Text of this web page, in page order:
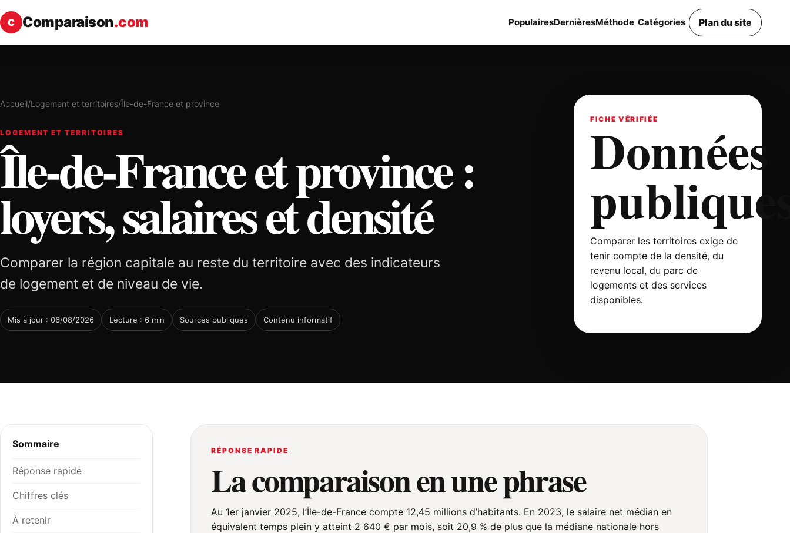
C Comparaison.com PopulairesDernièresMéthode Catégories Plan du site
Accueil/Logement et territoires/Île-de-France et province
LOGEMENT ET TERRITOIRES
Île-de-France et province :
loyers, salaires et densité
Comparer la région capitale au reste du territoire avec des indicateurs
de logement et de niveau de vie.
Mis à jour : 06/08/2026 Lecture : 6 min Sources publiques Contenu informatif
FICHE VÉRIFIÉE
Données
Comparer les territoires exige de
tenir compte de la densité, du
revenu local, du parc de
logements et des services
disponibles.
Sommaire
Réponse rapide
Chiffres clés
À retenir
RÉPONSE RAPIDE
La comparaison en une phrase
Au 1er janvier 2025, l’Île-de-France compte 12,45 millions d’habitants. En 2023, le salaire net médian en
équivalent temps plein y atteint 2 640 € par mois, soit 20,9 % de plus que la médiane nationale hors